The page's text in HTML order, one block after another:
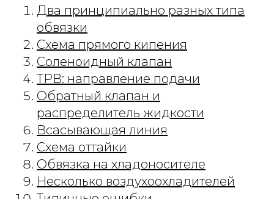
Два принципиально разных типа
обвязки
Схема прямого кипения
Соленоидный клапан
ТРВ: направление подачи
Обратный клапан и
распределитель жидкости
Всасывающая линия
Схема оттайки
Обвязка на хладоносителе
Несколько воздухоохладителей